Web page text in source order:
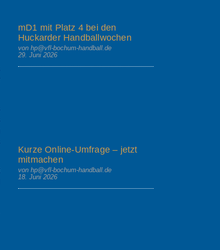
mD1 mit Platz 4 bei den
Huckarder Handballwochen
von hp@vfl-bochum-handball.de
29. Juni 2026
Kurze Online-Umfrage – jetzt
mitmachen
von hp@vfl-bochum-handball.de
18. Juni 2026